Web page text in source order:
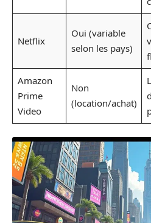
Netflix
Oui (variable
selon les pays)
Amazon
Prime
Video
Non
(location/achat)